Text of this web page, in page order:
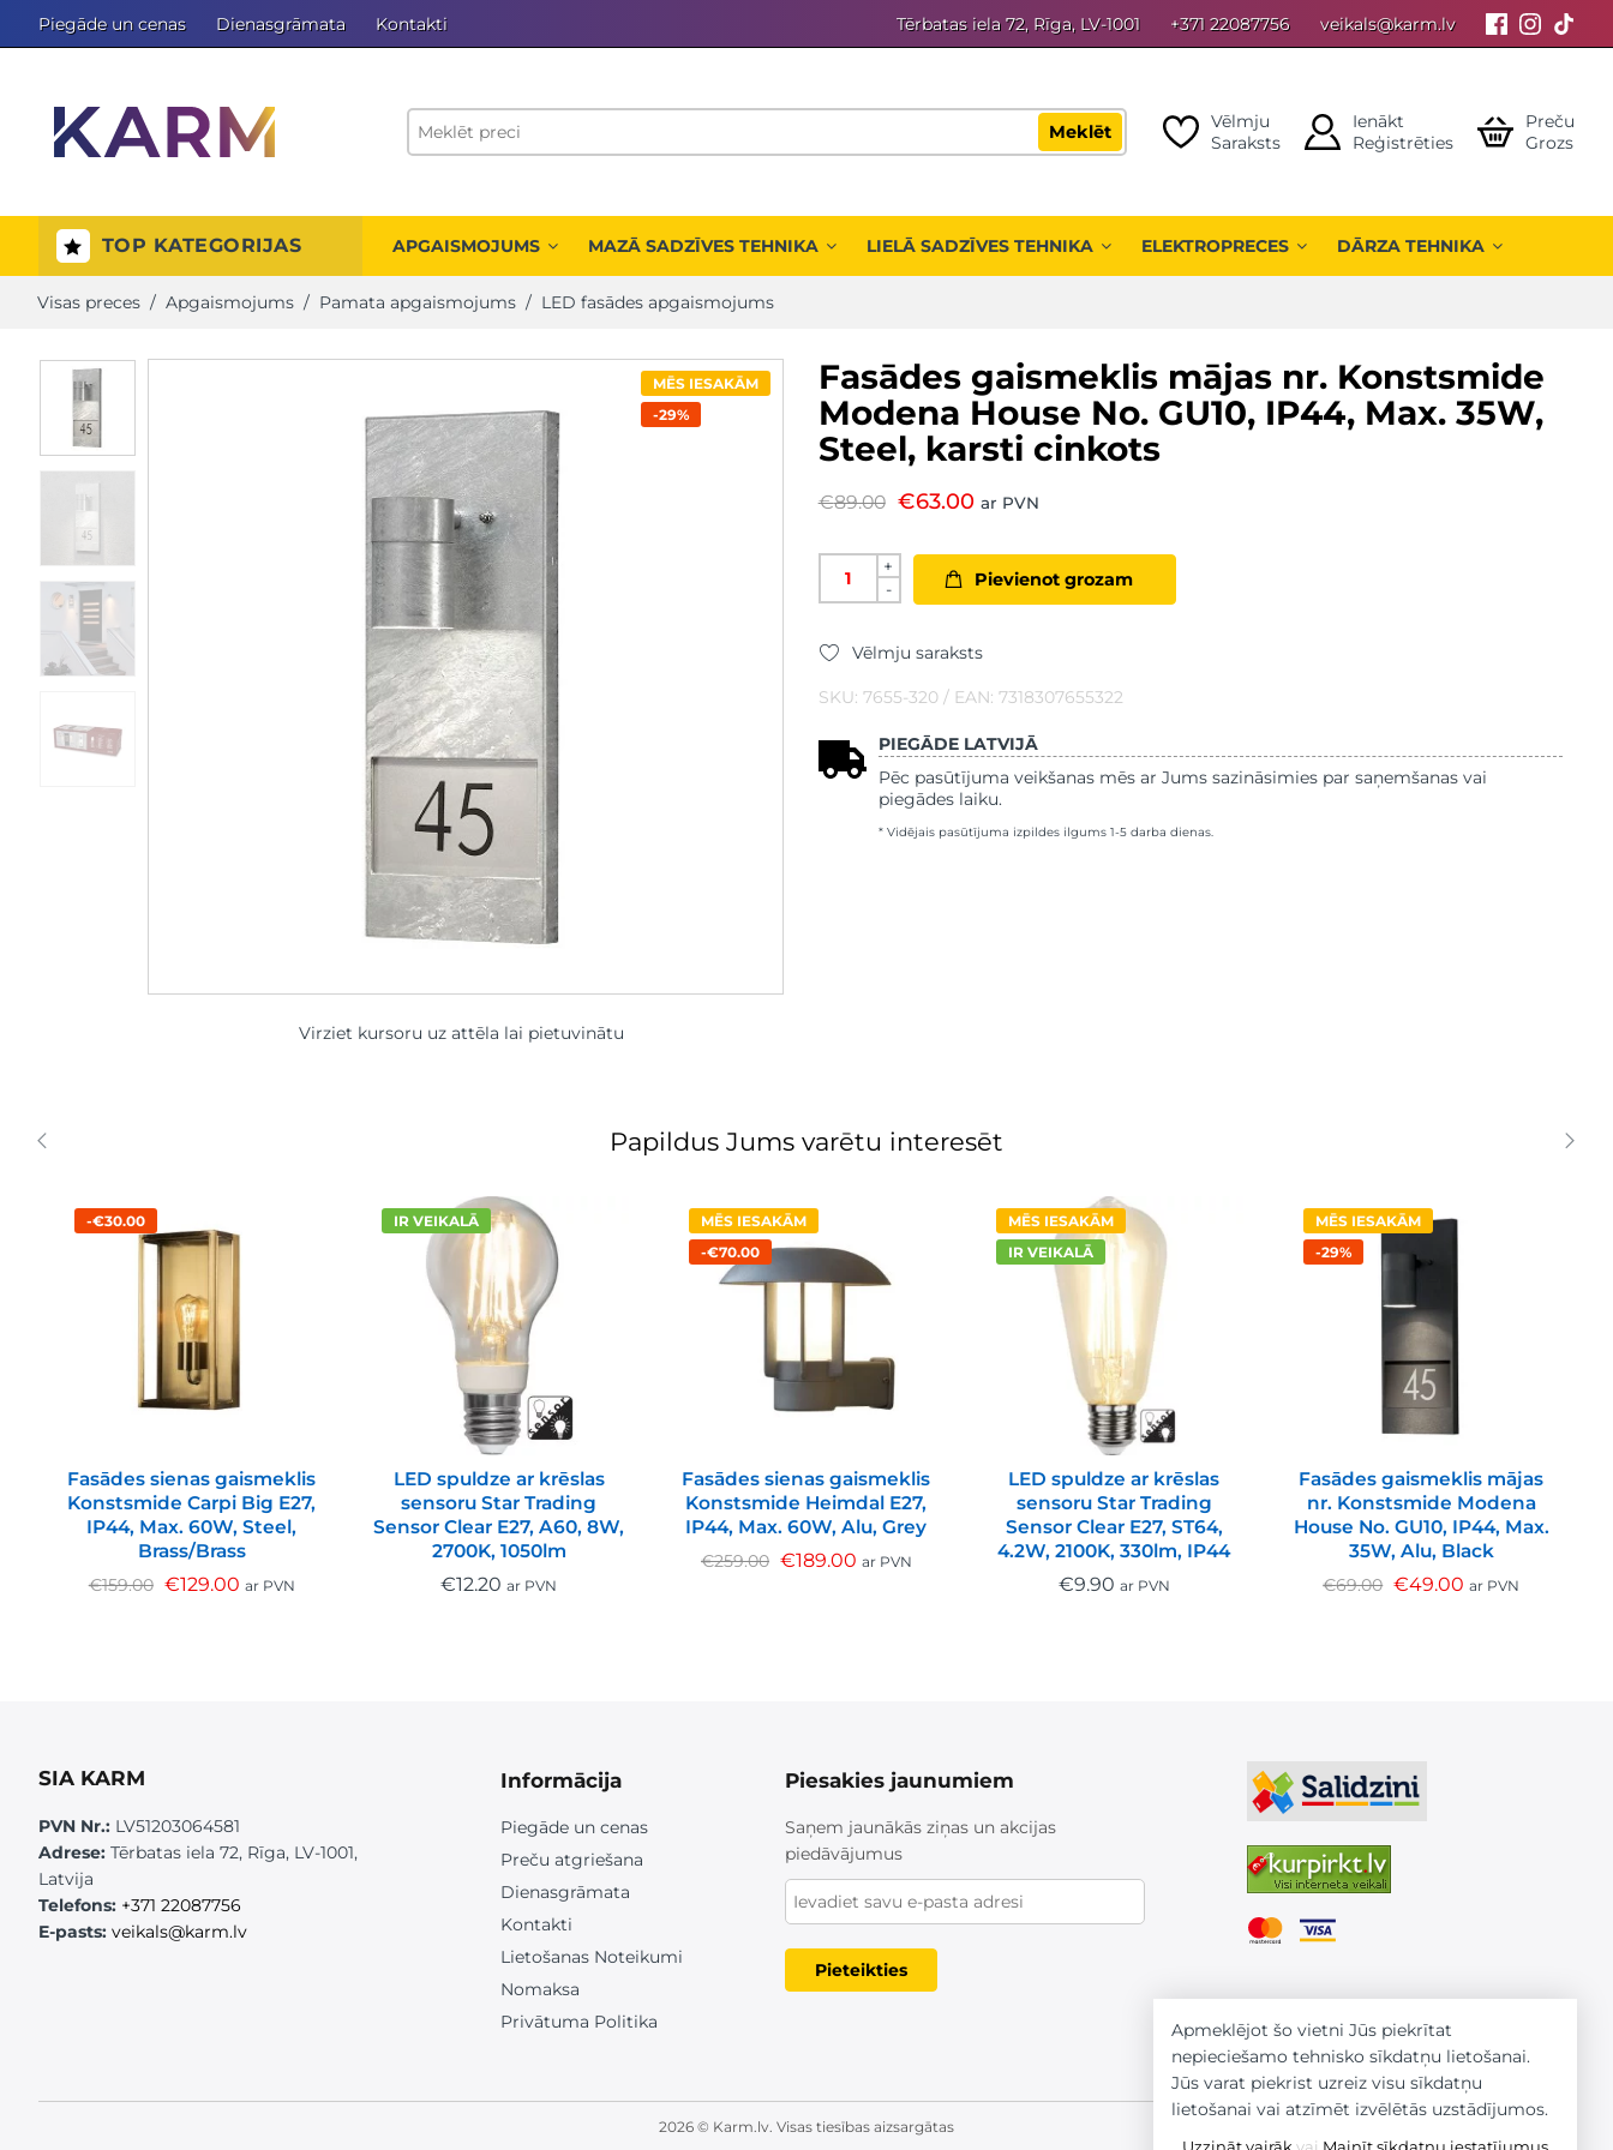
Piegāde un cenas Dienasgrāmata Kontakti Tērbatas iela 72, Rīga, LV-1001 +371 22087756 veikals@karm.lv
Meklēt
Vēlmju
Saraksts
Ienākt
Reģistrēties
Preču
Grozs
TOP KATEGORIJAS APGAISMOJUMS MAZĀ SADZĪVES TEHNIKA LIELĀ SADZĪVES TEHNIKA ELEKTROPRECES DĀRZA TEHNIKA
Visas preces / Apgaismojums / Pamata apgaismojums / LED fasādes apgaismojums
MĒS IESAKĀM
-29%
Virziet kursoru uz attēla lai pietuvinātu
Fasādes gaismeklis mājas nr. Konstsmide
Modena House No. GU10, IP44, Max. 35W,
Steel, karsti cinkots
€89.00 €63.00 ar PVN
+
-
Pievienot grozam
Vēlmju saraksts
SKU: 7655-320 / EAN: 7318307655322
PIEGĀDE LATVIJĀ
Pēc pasūtījuma veikšanas mēs ar Jums sazināsimies par saņemšanas vai
piegādes laiku.
* Vidējais pasūtījuma izpildes ilgums 1-5 darba dienas.
Papildus Jums varētu interesēt
-€30.00
Fasādes sienas gaismeklis
Konstsmide Carpi Big E27,
IP44, Max. 60W, Steel,
Brass/Brass
€159.00 €129.00 ar PVN
IR VEIKALĀ
LED spuldze ar krēslas
sensoru Star Trading
Sensor Clear E27, A60, 8W,
2700K, 1050lm
€12.20 ar PVN
MĒS IESAKĀM
-€70.00
Fasādes sienas gaismeklis
Konstsmide Heimdal E27,
IP44, Max. 60W, Alu, Grey
€259.00 €189.00 ar PVN
MĒS IESAKĀM
IR VEIKALĀ
LED spuldze ar krēslas
sensoru Star Trading
Sensor Clear E27, ST64,
4.2W, 2100K, 330lm, IP44
€9.90 ar PVN
MĒS IESAKĀM
-29%
Fasādes gaismeklis mājas
nr. Konstsmide Modena
House No. GU10, IP44, Max.
35W, Alu, Black
€69.00 €49.00 ar PVN
SIA KARM
PVN Nr.:LV51203064581
Adrese:Tērbatas iela 72, Rīga, LV-1001,
Latvija
Telefons: +371 22087756
E-pasts: veikals@karm.lv
Informācija
Piegāde un cenas
Preču atgriešana
Dienasgrāmata
Kontakti
Lietošanas Noteikumi
Nomaksa
Privātuma Politika
Piesakies jaunumiem
Saņem jaunākās ziņas un akcijas
piedāvājumus
Pieteikties
2026 © Karm.lv. Visas tiesības aizsargātas
Apmeklējot šo vietni Jūs piekrītat
nepieciešamo tehnisko sīkdatņu lietošanai.
Jūs varat piekrist uzreiz visu sīkdatņu
lietošanai vai atzīmēt izvēlētās uzstādījumos.